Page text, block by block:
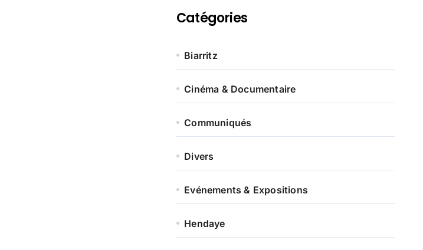
Catégories
Biarritz
Cinéma & Documentaire
Communiqués
Divers
Evénements & Expositions
Hendaye